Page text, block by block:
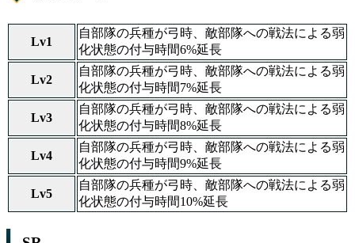
Lv1
自部隊の兵種が弓時、敵部隊への戦法による弱
化状態の付与時間6%延長
Lv2
自部隊の兵種が弓時、敵部隊への戦法による弱
化状態の付与時間7%延長
Lv3
自部隊の兵種が弓時、敵部隊への戦法による弱
化状態の付与時間8%延長
Lv4
自部隊の兵種が弓時、敵部隊への戦法による弱
化状態の付与時間9%延長
Lv5
自部隊の兵種が弓時、敵部隊への戦法による弱
化状態の付与時間10%延長